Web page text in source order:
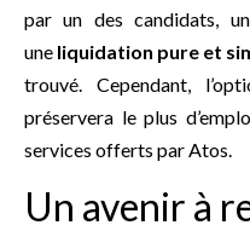
par un des candidats,
une liquidation pure et
trouvé. Cependant,
préservera le plus
services offerts par Atos.
Un avenir à